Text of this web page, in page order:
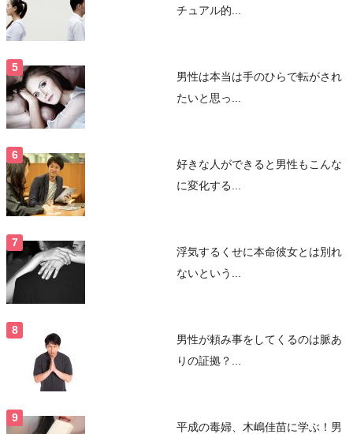
チュアル的...
男性は本当は手のひらで転がされ
たいと思っ...
好きな人ができると男性もこんな
に変化する...
浮気するくせに本命彼女とは別れ
ないという...
男性が頼み事をしてくるのは脈あ
りの証拠？...
平成の毒婦、木嶋佳苗に学ぶ！男